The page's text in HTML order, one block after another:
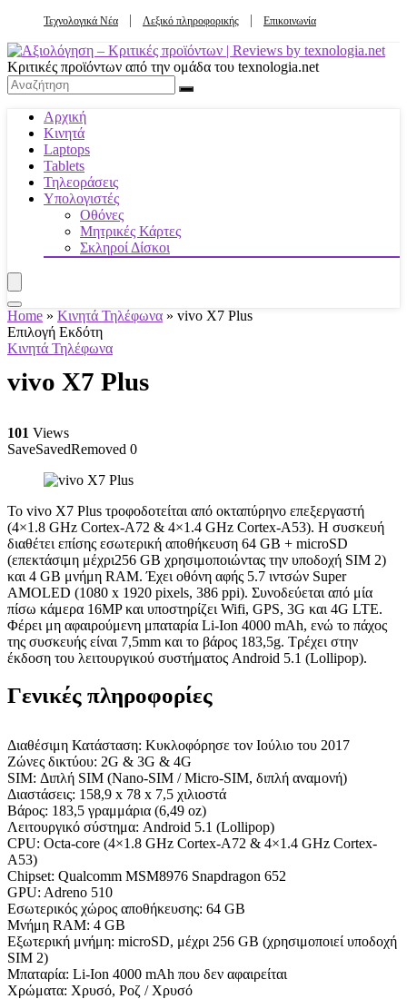
Τεχνολογικά Νέα Λεξικό πληροφορικής Επικοινωνία
Κριτικές προϊόντων από την ομάδα του texnologia.net
Αρχική
Κινητά
Laptops
Tablets
Τηλεοράσεις
Υπολογιστές
Οθόνες
Μητρικές Κάρτες
Σκληροί Δίσκοι
Home » Κινητά Τηλέφωνα » vivo X7 Plus
Επιλογή Εκδότη
Κινητά Τηλέφωνα
vivo X7 Plus
101 Views
SaveSavedRemoved 0
Το vivo X7 Plus τροφοδοτείται από οκταπύρηνο επεξεργαστή
(4×1.8 GHz Cortex-A72 & 4×1.4 GHz Cortex-A53). Η συσκευή
διαθέτει επίσης εσωτερική αποθήκευση 64 GB + microSD
(επεκτάσιμη μέχρι256 GB χρησιμοποιώντας την υποδοχή SIM 2)
και 4 GB μνήμη RAM. Έχει οθόνη αφής 5.7 ιντσών Super
AMOLED (1080 x 1920 pixels, 386 ppi). Συνοδεύεται από μία
πίσω κάμερα 16MP και υποστηρίζει Wifi, GPS, 3G και 4G LTE.
Φέρει μη αφαιρούμενη μπαταρία Li-Ion 4000 mAh, ενώ το πάχος
της συσκευής είναι 7,5mm και το βάρος 183,5g. Τρέχει στην
έκδοση του λειτουργικού συστήματος Android 5.1 (Lollipop).
Γενικές πληροφορίες
Διαθέσιμη Κατάσταση: Κυκλοφόρησε τον Ιούλιο του 2017
Ζώνες δικτύου: 2G & 3G & 4G
SIM: Διπλή SIM (Nano-SIM / Micro-SIM, διπλή αναμονή)
Διαστάσεις: 158,9 x 78 x 7,5 χιλιοστά
Βάρος: 183,5 γραμμάρια (6,49 oz)
Λειτουργικό σύστημα: Android 5.1 (Lollipop)
CPU: Octa-core (4×1.8 GHz Cortex-A72 & 4×1.4 GHz Cortex-
A53)
Chipset: Qualcomm MSM8976 Snapdragon 652
GPU: Adreno 510
Εσωτερικός χώρος αποθήκευσης: 64 GB
Μνήμη RAM: 4 GB
Εξωτερική μνήμη: microSD, μέχρι 256 GB (χρησιμοποιεί υποδοχή
SIM 2)
Μπαταρία: Li-Ion 4000 mAh που δεν αφαιρείται
Χρώματα: Χρυσό, Ροζ / Χρυσό